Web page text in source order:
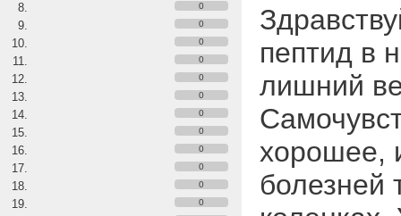
0
0
0
0
0
0
0
0
0
0
0
0
пептид в
лишний
хорошее,
болезней